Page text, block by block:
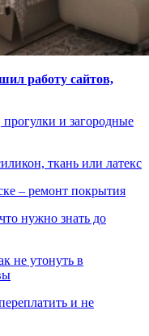
работу сайтов,
и загородные
ткань или латекс
– ремонт покрытия
нужно знать до
не утонуть в
и не